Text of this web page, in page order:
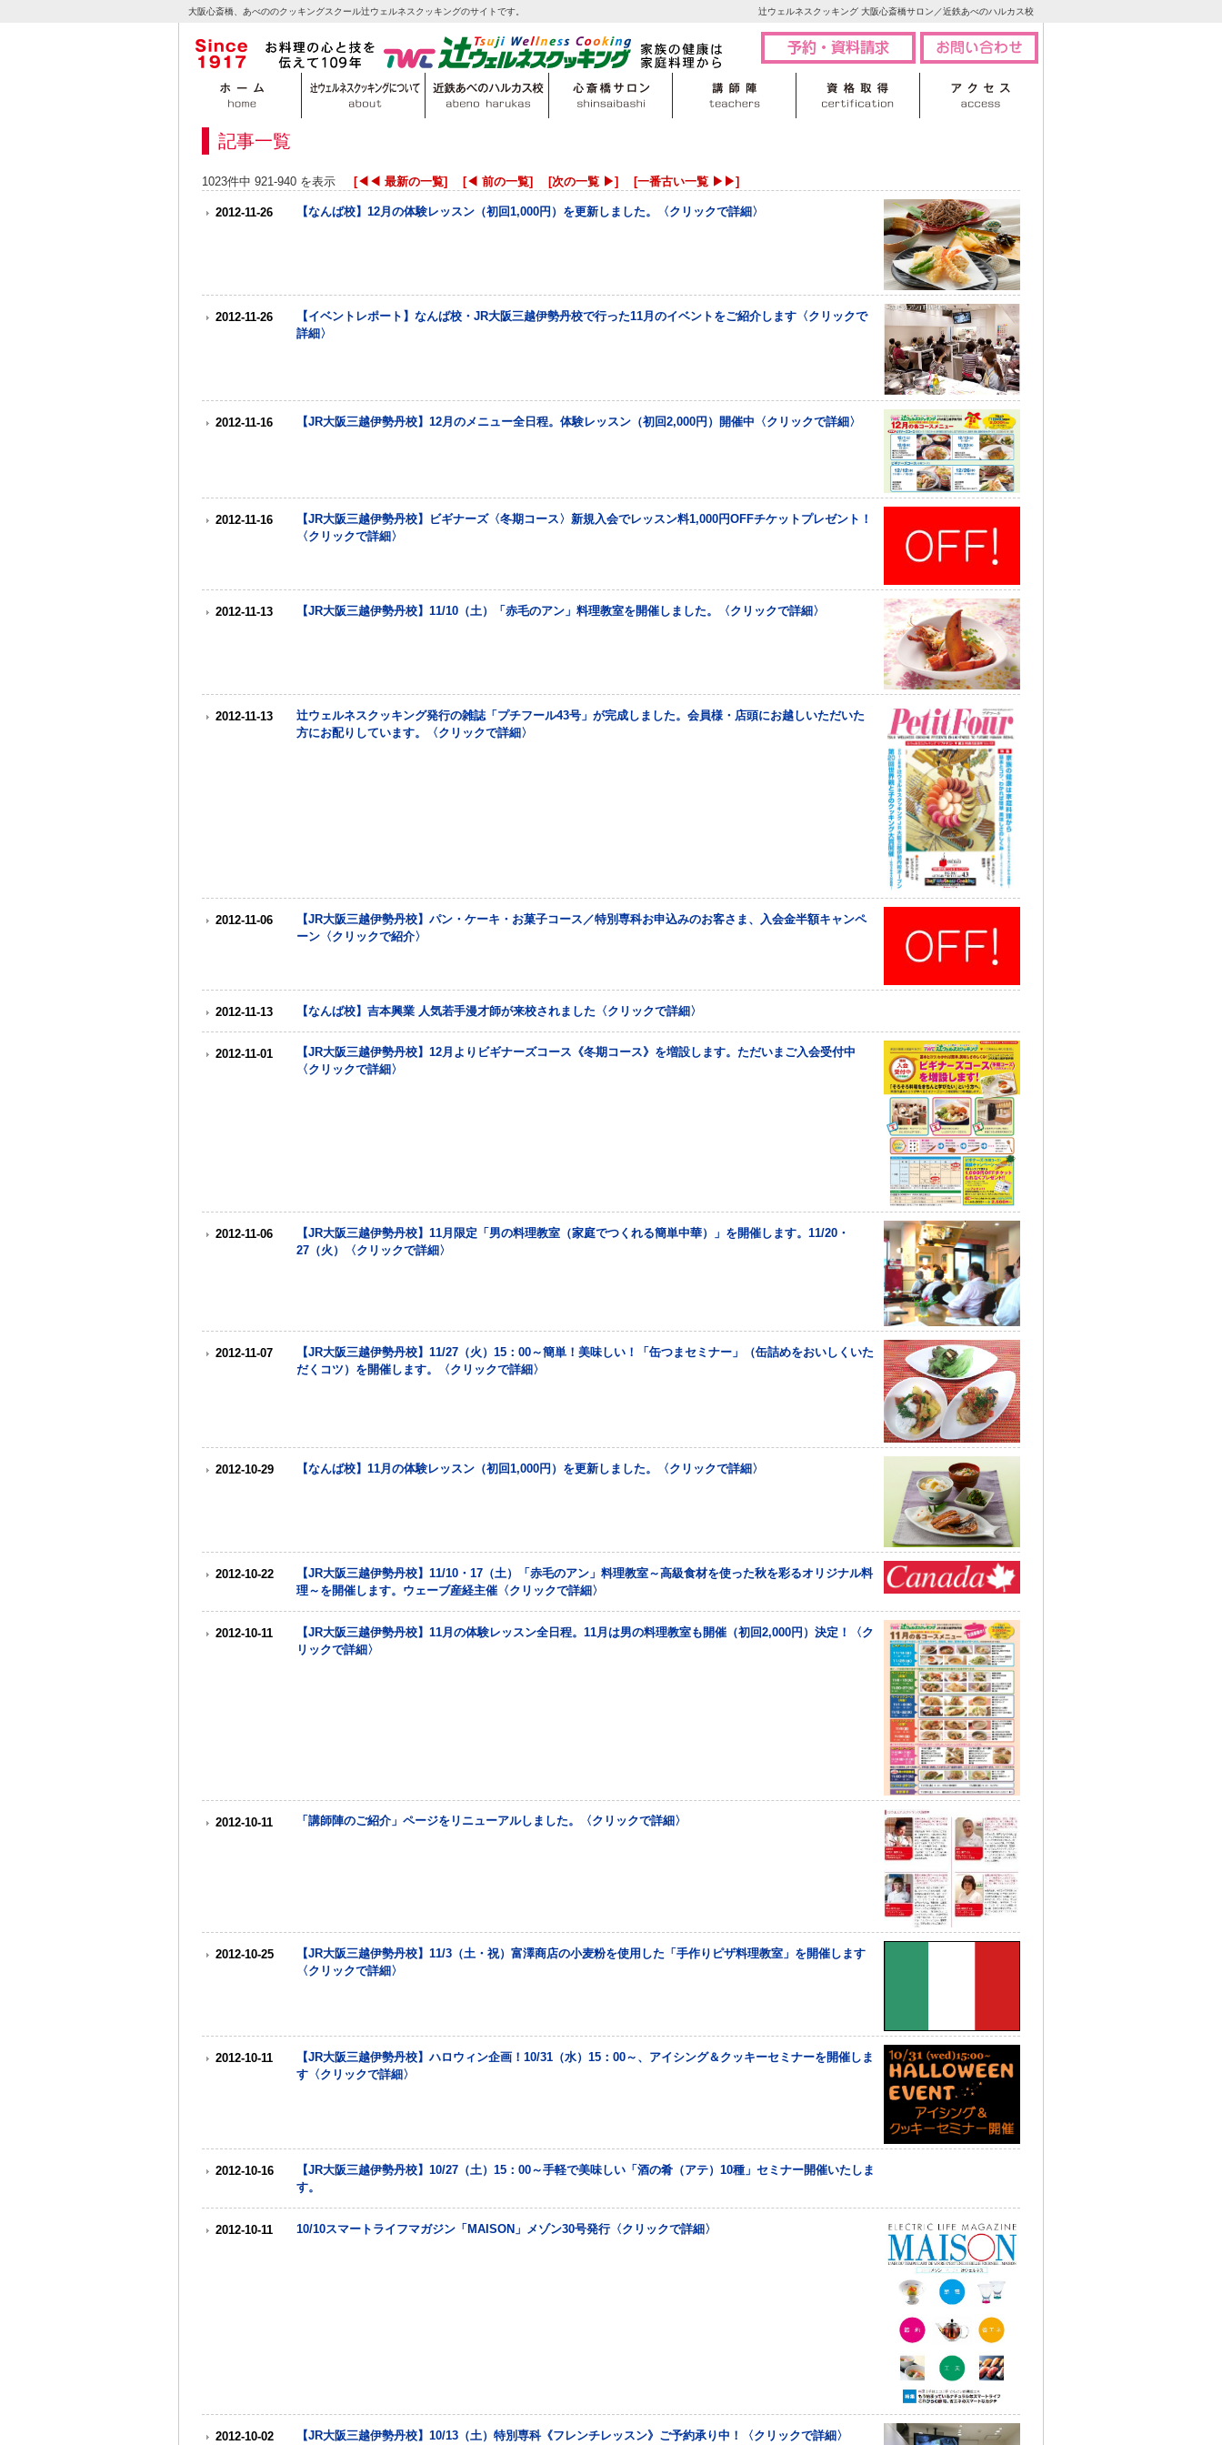
大阪心斎橋、あべののクッキングスクール辻ウェルネスクッキングのサイトです。 辻ウェルネスクッキング 大阪心斎橋サロン／近鉄あべのハルカス校
記事一覧
1023件中 921-940 を表示 [◀◀ 最新の一覧] [◀ 前の一覧] [次の一覧 ▶] [一番古い一覧 ▶▶]
2012-11-26 【なんば校】12月の体験レッスン（初回1,000円）を更新しました。〈クリックで詳細〉
2012-11-26
【イベントレポート】なんば校・JR大阪三越伊勢丹校で行った11月のイベントをご紹介します〈クリックで
詳細〉
2012-11-16 【JR大阪三越伊勢丹校】12月のメニュー全日程。体験レッスン（初回2,000円）開催中〈クリックで詳細〉
2012-11-16
【JR大阪三越伊勢丹校】ビギナーズ〈冬期コース〉新規入会でレッスン料1,000円OFFチケットプレゼント！
〈クリックで詳細〉
2012-11-13 【JR大阪三越伊勢丹校】11/10（土）「赤毛のアン」料理教室を開催しました。〈クリックで詳細〉
2012-11-13
辻ウェルネスクッキング発行の雑誌「プチフール43号」が完成しました。会員様・店頭にお越しいただいた
方にお配りしています。〈クリックで詳細〉
2012-11-06
【JR大阪三越伊勢丹校】パン・ケーキ・お菓子コース／特別専科お申込みのお客さま、入会金半額キャンペ
ーン〈クリックで紹介〉
2012-11-13 【なんば校】吉本興業 人気若手漫才師が来校されました〈クリックで詳細〉
2012-11-01
【JR大阪三越伊勢丹校】12月よりビギナーズコース《冬期コース》を増設します。ただいまご入会受付中
〈クリックで詳細〉
2012-11-06
【JR大阪三越伊勢丹校】11月限定「男の料理教室（家庭でつくれる簡単中華）」を開催します。11/20・
27（火）〈クリックで詳細〉
2012-11-07
【JR大阪三越伊勢丹校】11/27（火）15：00～簡単！美味しい！「缶つまセミナー」（缶詰めをおいしくいた
だくコツ）を開催します。〈クリックで詳細〉
2012-10-29 【なんば校】11月の体験レッスン（初回1,000円）を更新しました。〈クリックで詳細〉
2012-10-22
【JR大阪三越伊勢丹校】11/10・17（土）「赤毛のアン」料理教室～高級食材を使った秋を彩るオリジナル料
理～を開催します。ウェーブ産経主催〈クリックで詳細〉
2012-10-11
【JR大阪三越伊勢丹校】11月の体験レッスン全日程。11月は男の料理教室も開催（初回2,000円）決定！〈ク
リックで詳細〉
2012-10-11 「講師陣のご紹介」ページをリニューアルしました。〈クリックで詳細〉
2012-10-25
【JR大阪三越伊勢丹校】11/3（土・祝）富澤商店の小麦粉を使用した「手作りピザ料理教室」を開催します
〈クリックで詳細〉
2012-10-11
【JR大阪三越伊勢丹校】ハロウィン企画！10/31（水）15：00～、アイシング＆クッキーセミナーを開催しま
す〈クリックで詳細〉
2012-10-16
【JR大阪三越伊勢丹校】10/27（土）15：00～手軽で美味しい「酒の肴（アテ）10種」セミナー開催いたしま
す。
2012-10-11 10/10スマートライフマガジン「MAISON」メゾン30号発行〈クリックで詳細〉
2012-10-02 【JR大阪三越伊勢丹校】10/13（土）特別専科《フレンチレッスン》ご予約承り中！〈クリックで詳細〉